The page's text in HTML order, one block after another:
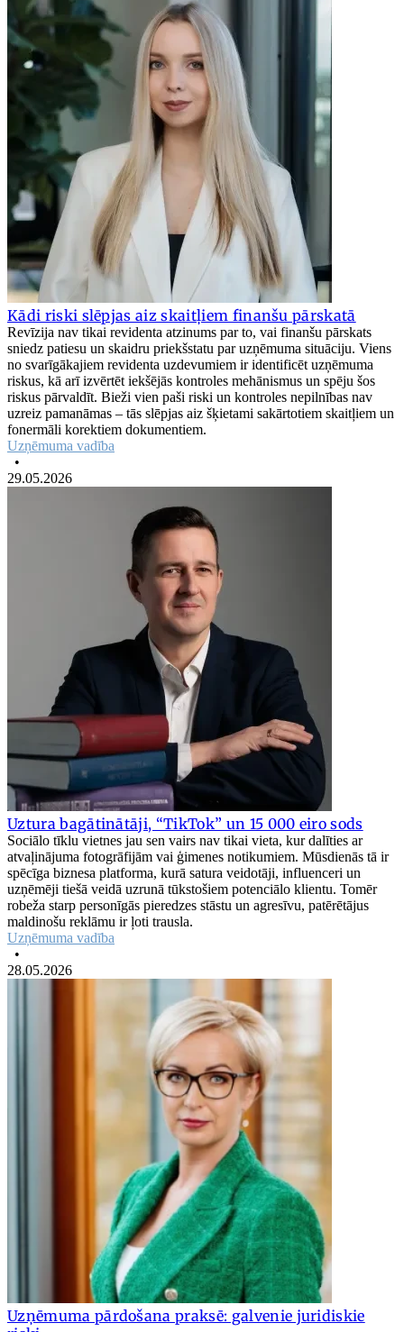
Kādi riski slēpjas aiz skaitļiem finanšu pārskatā
Revīzija nav tikai revidenta atzinums par to, vai finanšu pārskats
sniedz patiesu un skaidru priekšstatu par uzņēmuma situāciju. Viens
no svarīgākajiem revidenta uzdevumiem ir identificēt uzņēmuma
riskus, kā arī izvērtēt iekšējās kontroles mehānismus un spēju šos
riskus pārvaldīt. Bieži vien paši riski un kontroles nepilnības nav
uzreiz pamanāmas – tās slēpjas aiz šķietami sakārtotiem skaitļiem un
fonermāli korektiem dokumentiem.
Uzņēmuma vadība
•
29.05.2026
Uztura bagātinātāji, “TikTok” un 15 000 eiro sods
Sociālo tīklu vietnes jau sen vairs nav tikai vieta, kur dalīties ar
atvaļinājuma fotogrāfijām vai ģimenes notikumiem. Mūsdienās tā ir
spēcīga biznesa platforma, kurā satura veidotāji, influenceri un
uzņēmēji tiešā veidā uzrunā tūkstošiem potenciālo klientu. Tomēr
robeža starp personīgās pieredzes stāstu un agresīvu, patērētājus
maldinošu reklāmu ir ļoti trausla.
Uzņēmuma vadība
•
28.05.2026
Uzņēmuma pārdošana praksē: galvenie juridiskie